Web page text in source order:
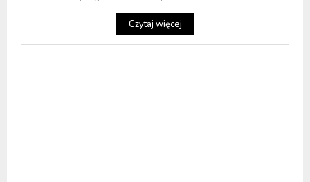
Czytaj więcej